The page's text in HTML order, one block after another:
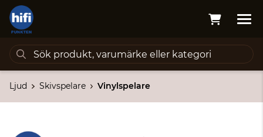
Ljud Skivspelare Vinylspelare